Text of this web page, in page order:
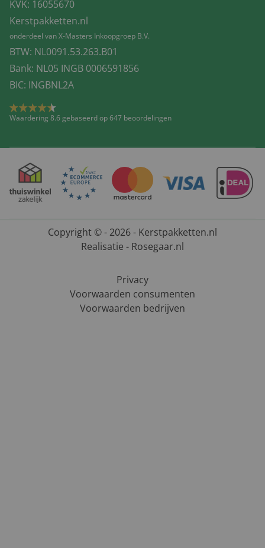
KVK: 16055670
Kerstpakketten.nl
onderdeel van X-Masters Inkoopgroep B.V.
BTW: NL0091.53.263.B01
Bank: NL05 INGB 0006591856
BIC: INGBNL2A
Waardering 8.6 gebaseerd op 647 beoordelingen
Copyright © - 2026 - Kerstpakketten.nl
Realisatie - Rosegaar.nl
Privacy
Voorwaarden consumenten
Voorwaarden bedrijven